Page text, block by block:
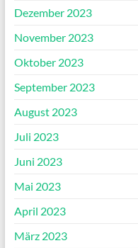
Dezember 2023
November 2023
Oktober 2023
September 2023
August 2023
Juli 2023
Juni 2023
Mai 2023
April 2023
März 2023